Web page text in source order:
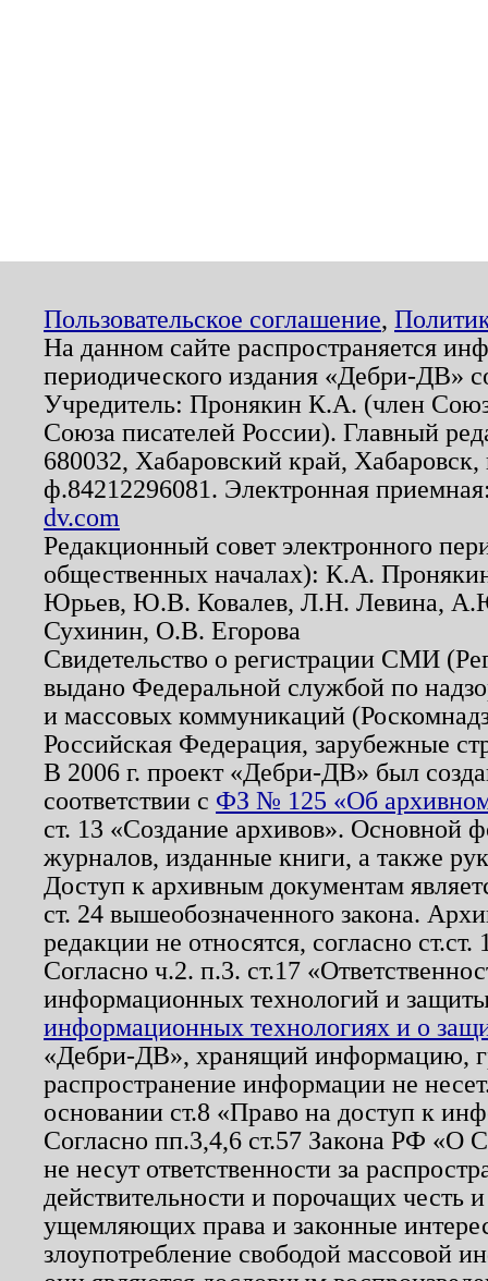
Пользовательское соглашение,
На данном сайте распространяется
периодического издания «Дебри-ДВ»
Учредитель: Пронякин К.А. (член
Союза писателей России). Главный
680032, Хабаровский край,
ф.84212296081. Электронная
dv.com
Редакционный совет электронного
общественных началах): К.А.
Юрьев, Ю.В. Ковалев, Л.Н. Левина,
Сухинин, О.В. Егорова
Свидетельство о регистрации СМИ
выдано Федеральной службой по
и массовых коммуникаций
Российская Федерация, зарубежные
В 2006 г. проект «Дебри-ДВ» был
соответствии с ФЗ № 125 «Об
ст. 13 «Создание архивов». Основной
журналов, изданные книги, а также
Доступ к архивным документам
ст. 24 вышеобозначенного закона.
редакции не относятся, согласно
Согласно ч.2. п.3. ст.17
информационных технологий и
информационных технологиях и о
«Дебри-ДВ», хранящий информацию,
распространение информации не
основании ст.8 «Право на доступ к
Согласно пп.3,4,6 ст.57 Закона РФ «О
не несут ответственности за
действительности и порочащих честь
ущемляющих права и законные
злоупотребление свободой массовой